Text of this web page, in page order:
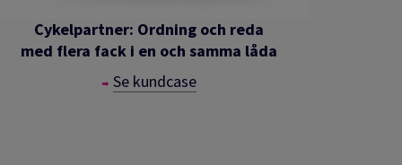
Cykelpartner: Ordning och reda
med flera fack i en och samma låda
Se kundcase